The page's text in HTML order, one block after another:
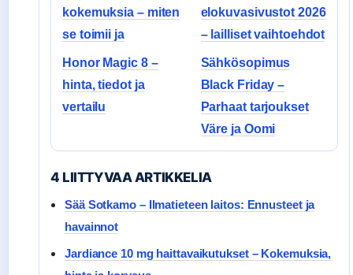
kokemuksia – miten
se toimii ja
elokuvasivustot 2026
– lailliset vaihtoehdot
Honor Magic 8 –
hinta, tiedot ja
vertailu
Sähkösopimus
Black Friday –
Parhaat tarjoukset
Väre ja Oomi
4 LIITTYVAA ARTIKKELIA
Sää Sotkamo – Ilmatieteen laitos: Ennusteet ja
havainnot
Jardiance 10 mg haittavaikutukset – Kokemuksia,